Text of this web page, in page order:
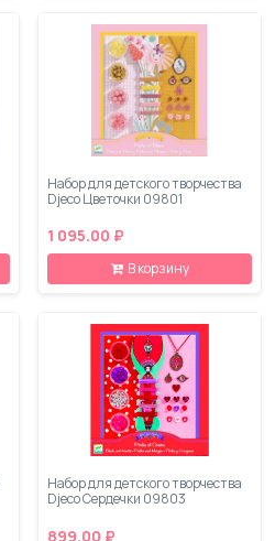
Набор для детского творчества
Djeco Цветочки 09801
1 095.00 ₽
В корзину
Набор для детского творчества
Djeco Сердечки 09803
899.00 ₽